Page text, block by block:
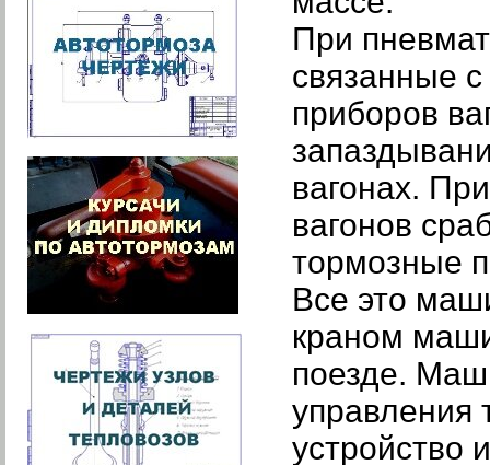
При
связанные
приборов
вагонах.
вагонов
тормозные
Все это
краном
поезде.
управления
устройство